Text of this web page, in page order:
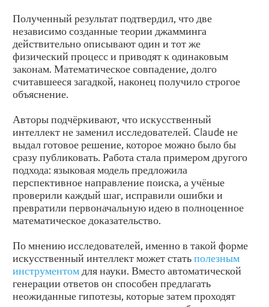
Полученный результат подтвердил, что две
независимо созданные теории джамминга
действительно описывают один и тот же
физический процесс и приводят к одинаковым
законам. Математическое совпадение, долго
считавшееся загадкой, наконец получило строгое
объяснение.
Авторы подчёркивают, что искусственный
интеллект не заменил исследователей. Claude не
выдал готовое решение, которое можно было бы
сразу публиковать. Работа стала примером другого
подхода: языковая модель предложила
перспективное направление поиска, а учёные
проверили каждый шаг, исправили ошибки и
превратили первоначальную идею в полноценное
математическое доказательство.
По мнению исследователей, именно в такой форме
искусственный интеллект может статьполезным
инструментом для науки. Вместо автоматической
генерации ответов он способен предлагать
неожиданные гипотезы, которые затем проходят